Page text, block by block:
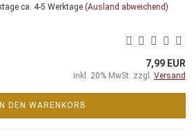
ca. 4-5 Werktage (Ausland abweichend)
7,99 EUR
inkl. 20% MwSt. zzgl. Versand
IN DEN WARENKORB